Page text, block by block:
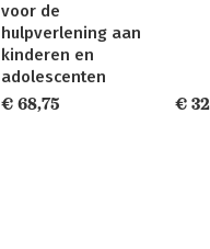
voor de
hulpverlening aan
kinderen en
adolescenten
€ 68,75
€